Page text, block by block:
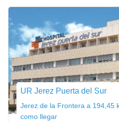
UR Jerez Puerta del Sur
Jerez de la Frontera a 194,45
como llegar